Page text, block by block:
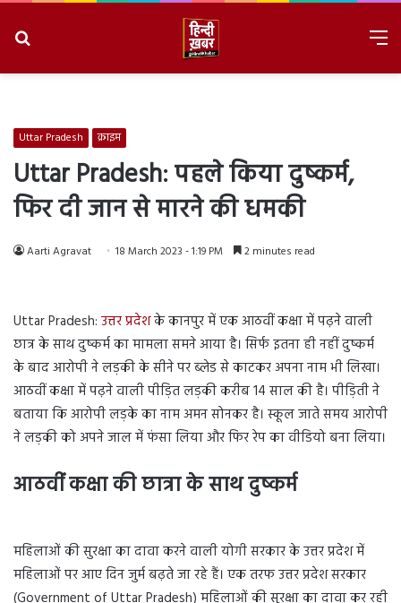
Uttar Pradesh क्राइम
Uttar Pradesh: पहले किया दुष्कर्म,
फिर दी जान से मारने की धमकी
Aarti Agravat 18 March 2023 - 1:19 PM 2 minutes read
Uttar Pradesh: उत्तर प्रदेशके कानपुर में एक आठवीं कक्षा में पढ़ने वाली
छात्र के साथ दुष्कर्म का मामला समने आया है। सिर्फ इतना ही नहीं दुष्कर्म
के बाद आरोपी ने लड़की के सीने पर ब्लेड से काटकर अपना नाम भी लिखा।
आठवीं कक्षा में पढ़ने वाली पीड़ित लड़की करीब 14 साल की है। पीड़िती ने
बताया कि आरोपी लड़के का नाम अमन सोनकर है। स्कूल जाते समय आरोपी
ने लड़की को अपने जाल में फंसा लिया और फिर रेप का वीडियो बना लिया।
आठवीं कक्षा की छात्रा के साथ दुष्कर्म
महिलाओं की सुरक्षा का दावा करने वाली योगी सरकार के उत्तर प्रदेश में
महिलाओं पर आए दिन जुर्म बढ़ते जा रहे हैं। एक तरफ उत्तर प्रदेश सरकार
(Government of Uttar Pradesh) महिलाओं की सुरक्षा का दावा कर रही